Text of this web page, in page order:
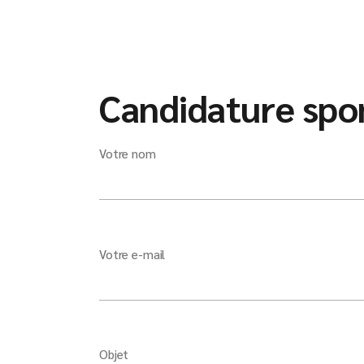
Candidature
Votre nom
Votre e-mail
Objet